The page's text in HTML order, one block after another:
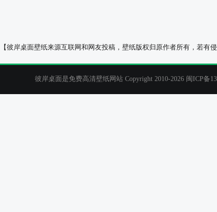
【彼岸桌面壁纸来源互联网和网友投稿，壁纸版权归原作者所有，若
彼岸桌面是免费高清壁纸网站 Copyright 2010-2026 闽ICP备